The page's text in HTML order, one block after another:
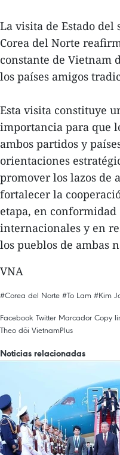
La visita de Estado del
Corea del Norte
constante de Vietnam
los países amigos
Esta visita constituye
importancia para que
ambos partidos y
orientaciones
promover los lazos de
fortalecer la
etapa, en conformidad
internacionales y en
los pueblos de ambas
VNA
#Corea del Norte #To Lam #Kim
Facebook Twitter Marcador Copy
Theo dõi VietnamPlus
Noticias relacionadas